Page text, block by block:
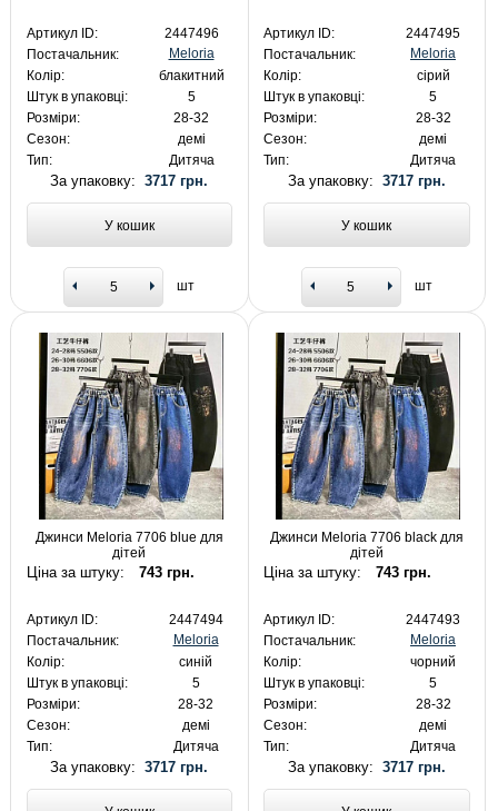
Артикул ID:
2447496
Постачальник:
Meloria
Колір:
блакитний
Штук в упаковці:
5
Розміри:
28-32
Сезон:
демі
Тип:
Дитяча
За упаковку:3717 грн.
У кошик
шт
Артикул ID:
2447495
Постачальник:
Meloria
Колір:
сірий
Штук в упаковці:
5
Розміри:
28-32
Сезон:
демі
Тип:
Дитяча
За упаковку: 3717 грн.
У кошик
шт
Джинси Meloria 7706 blue для
дітей
Ціна за штуку: 743 грн.
Артикул ID:
2447494
Постачальник:
Meloria
Колір:
синій
Штук в упаковці:
5
Розміри:
28-32
Сезон:
демі
Тип:
Дитяча
За упаковку:3717 грн.
Джинси Meloria 7706 black для
дітей
Ціна за штуку: 743 грн.
Артикул ID:
2447493
Постачальник:
Meloria
Колір:
чорний
Штук в упаковці:
5
Розміри:
28-32
Сезон:
демі
Тип:
Дитяча
За упаковку: 3717 грн.